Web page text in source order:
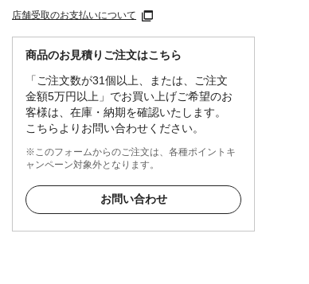
店舗受取のお支払いについて
商品のお見積りご注文はこちら
「ご注文数が31個以上、または、ご注文
金額5万円以上」でお買い上げご希望のお
客様は、在庫・納期を確認いたします。
こちらよりお問い合わせください。
※このフォームからのご注文は、各種ポイントキ
ャンペーン対象外となります。
お問い合わせ